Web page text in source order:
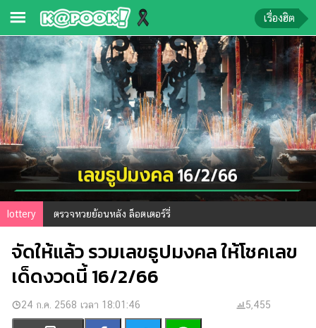
ข่าว-
ความ
รู้
ข่าว
ข่าว
บันเทิง
ตรวจ
หวย
ผล
บอล
สด
การ
เงิน
เรื่องฮิต
lottery ตรวจหวยย้อนหลัง ล็อตเตอร์รี่
จัดให้แล้ว รวมเลขธูปมงคล ให้โชคเลข
เด็ดงวดนี้ 16/2/66
24 ก.ค. 2568 เวลา 18:01:46 5,455